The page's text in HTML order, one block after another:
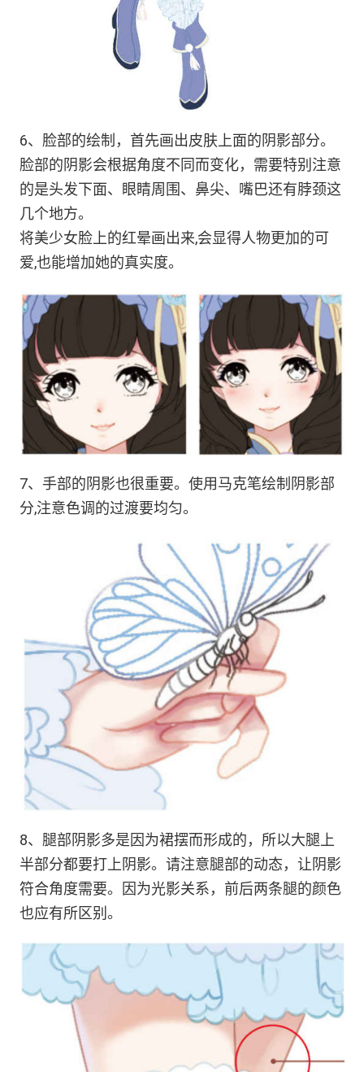
6、脸部的绘制，首先画出皮肤上面的阴影部分。
脸部的阴影会根据角度不同而变化，需要特别注意
的是头发下面、眼睛周围、鼻尖、嘴巴还有脖颈这
几个地方。
将美少女脸上的红晕画出来,会显得人物更加的可
爱,也能增加她的真实度。
7、手部的阴影也很重要。使用马克笔绘制阴影部
分,注意色调的过渡要均匀。
8、腿部阴影多是因为裙摆而形成的，所以大腿上
半部分都要打上阴影。请注意腿部的动态，让阴影
符合角度需要。因为光影关系，前后两条腿的颜色
也应有所区别。